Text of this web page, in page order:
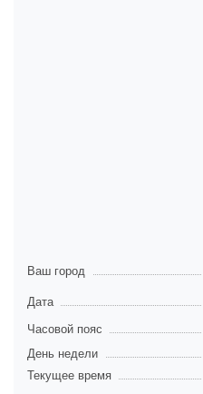
Ваш город
Дата
Часовой пояс
День недели
Текущее время